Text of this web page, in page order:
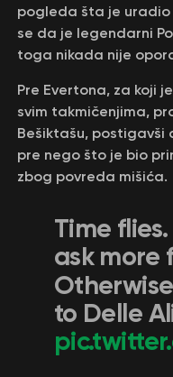
pogleda šta je uradio
se da je legendarni
toga nikada nije
Pre Evertona, za koji
svim takmičenjima,
Bešiktašu, postigavši
pre nego što je bio
zbog povreda mišića.
Time
ask more
Otherwise
to Delle